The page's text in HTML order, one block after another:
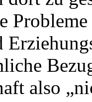
also